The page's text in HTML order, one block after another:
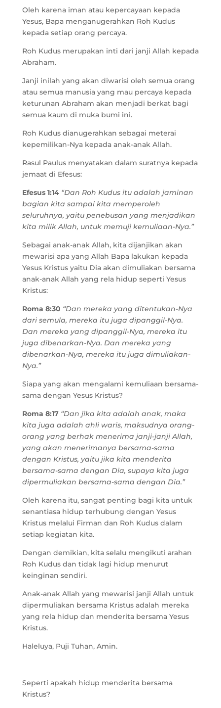
Oleh karena iman atau kepercayaan kepada
Yesus, Bapa menganugerahkan Roh Kudus
kepada setiap orang percaya.
Roh Kudus merupakan inti dari janji Allah kepada
Abraham.
Janji inilah yang akan diwarisi oleh semua orang
atau semua manusia yang mau percaya kepada
keturunan Abraham akan menjadi berkat bagi
semua kaum di muka bumi ini.
Roh Kudus dianugerahkan sebagai meterai
kepemilikan-Nya kepada anak-anak Allah.
Rasul Paulus menyatakan dalam suratnya kepada
jemaat di Efesus:
Efesus 1:14 “Dan Roh Kudus itu adalah jaminan
bagian kita sampai kita memperoleh
seluruhnya, yaitu penebusan yang menjadikan
kita milik Allah, untuk memuji kemuliaan-Nya.”
Sebagai anak-anak Allah, kita dijanjikan akan
mewarisi apa yang Allah Bapa lakukan kepada
Yesus Kristus yaitu Dia akan dimuliakan bersama
anak-anak Allah yang rela hidup seperti Yesus
Kristus:
Roma 8:30 “Dan mereka yang ditentukan-Nya
dari semula, mereka itu juga dipanggil-Nya.
Dan mereka yang dipanggil-Nya, mereka itu
juga dibenarkan-Nya. Dan mereka yang
dibenarkan-Nya, mereka itu juga dimuliakan-
Nya.”
Siapa yang akan mengalami kemuliaan bersama-
sama dengan Yesus Kristus?
Roma 8:17 “Dan jika kita adalah anak, maka
kita juga adalah ahli waris, maksudnya orang-
orang yang berhak menerima janji-janji Allah,
yang akan menerimanya bersama-sama
dengan Kristus, yaitu jika kita menderita
bersama-sama dengan Dia, supaya kita juga
dipermuliakan bersama-sama dengan Dia.”
Oleh karena itu, sangat penting bagi kita untuk
senantiasa hidup terhubung dengan Yesus
Kristus melalui Firman dan Roh Kudus dalam
setiap kegiatan kita.
Dengan demikian, kita selalu mengikuti arahan
Roh Kudus dan tidak lagi hidup menurut
keinginan sendiri.
Anak-anak Allah yang mewarisi janji Allah untuk
dipermuliakan bersama Kristus adalah mereka
yang rela hidup dan menderita bersama Yesus
Kristus.
Haleluya, Puji Tuhan, Amin.
Seperti apakah hidup menderita bersama
Kristus?